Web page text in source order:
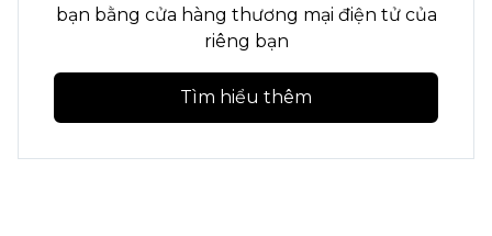
bạn bằng cửa hàng thương mại điện tử của
riêng bạn
Tìm hiểu thêm